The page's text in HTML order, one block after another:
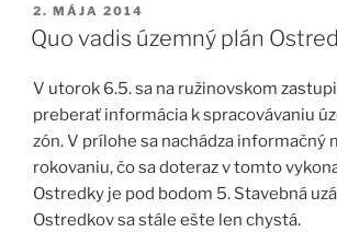
PUBLIKOVANÉ
2. MÁJA 2014
Quo vadis územný plán
V utorok 6.5. sa na ružinovskom
preberať informácia k spracovávaniu
zón. V prílohe sa nachádza informačný
rokovaniu, čo sa doteraz v tomto
Ostredky je pod bodom 5. Stavebná
Ostredkov sa stále ešte len chystá.